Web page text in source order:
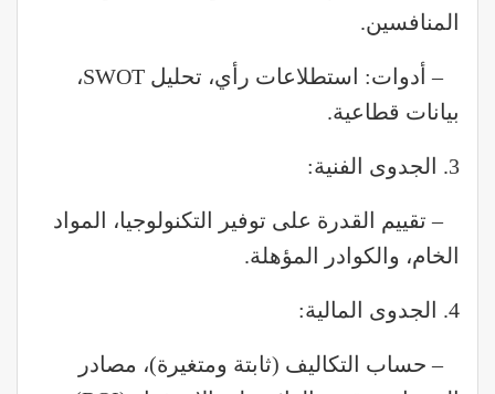
المنافسين.
– أدوات: استطلاعات رأي، تحليل SWOT،
بيانات قطاعية.
3. الجدوى الفنية:
– تقييم القدرة على توفير التكنولوجيا، المواد
الخام، والكوادر المؤهلة.
4. الجدوى المالية:
– حساب التكاليف (ثابتة ومتغيرة)، مصادر